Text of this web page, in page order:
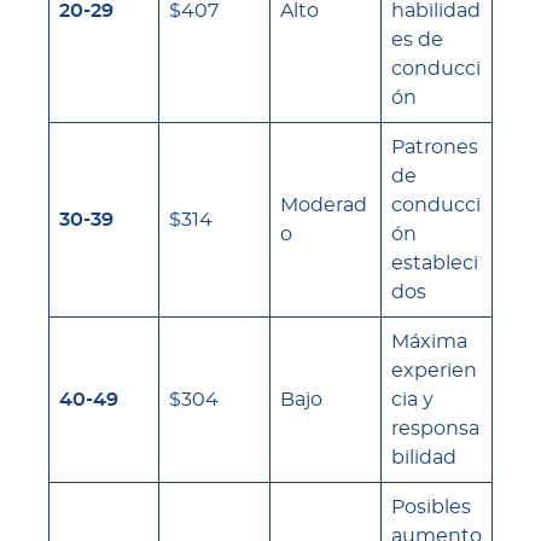
20-29 $407 Alto
habilidad
es de
conducci
ón
30-39 $314
Moderad
o
Patrones
de
conducci
ón
estableci
dos
40-49 $304 Bajo
Máxima
experien
cia y
responsa
bilidad
Posibles
aumento